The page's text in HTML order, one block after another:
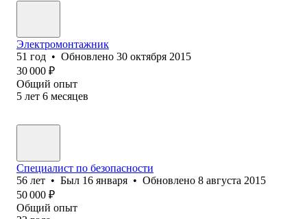
Электромонтажник
51 год • Обновлено 30 октября 2015
30 000 ₽
Общий опыт
5 лет 6 месяцев
Специалист по безопасности
56 лет • Был 16 января • Обновлено 8 августа 2015
50 000 ₽
Общий опыт